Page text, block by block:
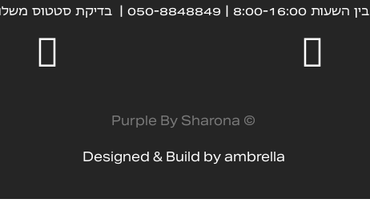
בין השעות 8:00-16:00 | 050-8848849 |
בדיקת סטטוס
© Purple By Sharona
Designed & Build byambrella